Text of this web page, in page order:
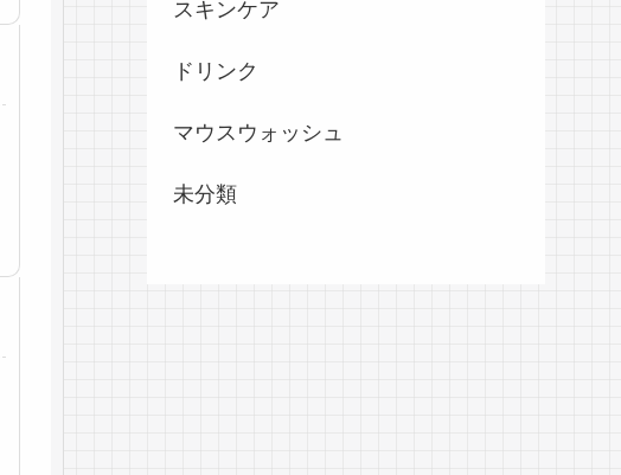
スキンケア
ドリンク
マウスウォッシュ
未分類